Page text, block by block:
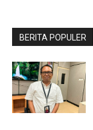
BERITA POPULER